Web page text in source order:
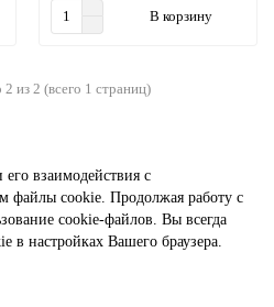
В корзину
из 2 (всего 1 страниц)
взаимодействия с
файлы cookie. Продолжая работу с
cookie-файлов. Вы всегда
в настройках Вашего браузера.